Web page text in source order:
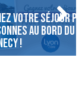
votre séjour
au bord du
!